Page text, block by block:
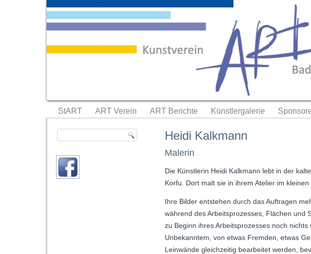
StART ART Verein ART Berichte Künstlergalerie
Heidi Kalkmann
Malerin
Die Künstlerin Heidi Kalkmann lebt in der
Korfu. Dort malt sie in ihrem Atelier im
Ihre Bilder entstehen durch das Auftragen
während des Arbeitsprozesses, Flächen und
zu Beginn ihres Arbeitsprozesses noch
Unbekanntem, von etwas Fremden, etwas
Leinwände gleichzeitig bearbeitet werden,